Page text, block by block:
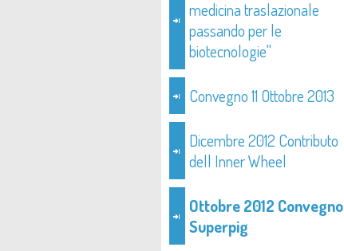
medicina traslazionale
passando per le
biotecnologie"
Convegno 11 Ottobre 2013
Dicembre 2012 Contributo
dell Inner Wheel
Ottobre 2012 Convegno
Superpig